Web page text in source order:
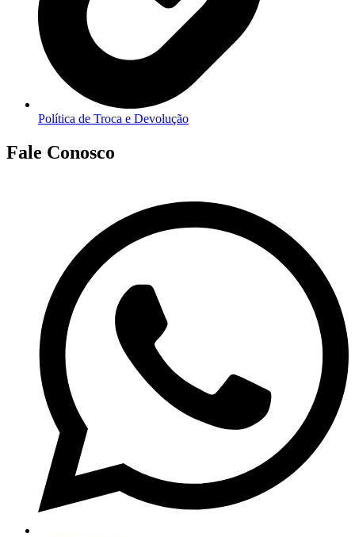
Política de Troca e Devolução
Fale Conosco